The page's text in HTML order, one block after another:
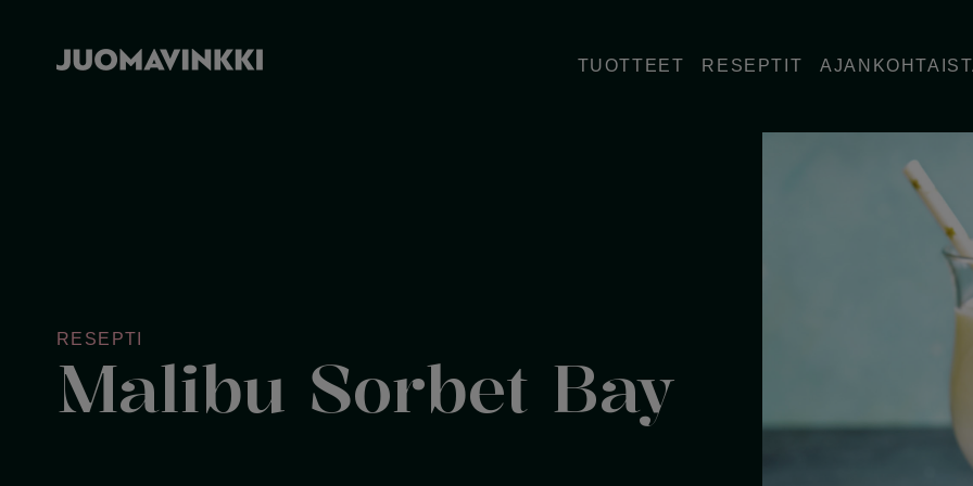
TUOTTEET RESEPTIT
RESEPTI
Malibu Sorbet Bay